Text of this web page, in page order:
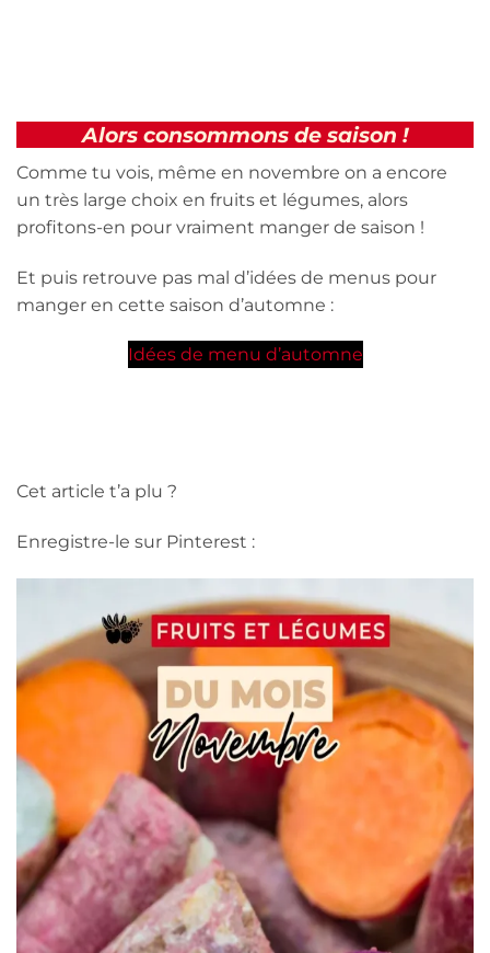
Alors consommons de saison !
Comme tu vois, même en novembre on a encore
un très large choix en fruits et légumes, alors
profitons-en pour vraiment manger de saison !
Et puis retrouve pas mal d’idées de menus pour
manger en cette saison d’automne :
Idées de menu d’automne
Cet article t’a plu ?
Enregistre-le sur Pinterest :